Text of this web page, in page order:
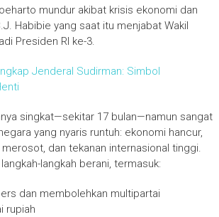
mundur akibat krisis ekonomi dan
Habibie yang saat itu menjabat Wakil
Presiden RI ke-3.
Jenderal Sudirman: Simbol
singkat—sekitar 17 bulan—namun sangat
yang nyaris runtuh: ekonomi hancur,
dan tekanan internasional tinggi.
langkah berani, termasuk:
dan membolehkan multipartai
rupiah